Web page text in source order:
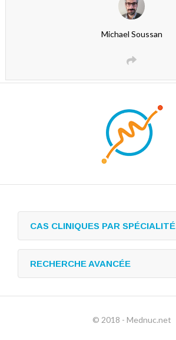
Michael Soussan
CAS CLINIQUES PAR SPÉCIALITÉ
RECHERCHE AVANCÉE
© 2018 - Mednuc.net